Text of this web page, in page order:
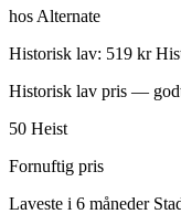
hos Alternate
Historisk lav: 519 kr
Historisk lav pris —
50 Heist
Fornuftig pris
Laveste i 6 måneder